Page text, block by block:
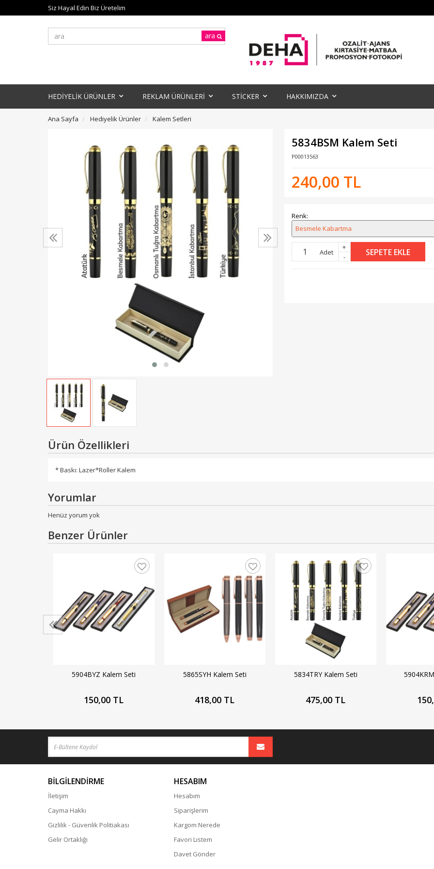
Siz Hayal Edin Biz Üretelim
ara
HEDİYELİK ÜRÜNLER REKLAM ÜRÜNLERİ STİCKER HAKKIMIZDA
Ana Sayfa Hediyelik Ürünler Kalem Setleri
5834BSM Kalem Seti
P00013563
240,00 TL
Renk:
Besmele Kabartma
Adet
+
-
SEPETE EKLE
Ürün Özellikleri
* Baskı: Lazer*Roller Kalem
Yorumlar
Henüz yorum yok
Benzer Ürünler
5904BYZ Kalem Seti
150,00 TL
5865SYH Kalem Seti
418,00 TL
5834TRY Kalem Seti
475,00 TL
BİLGİLENDİRME
İletişim
Cayma Hakkı
Gizlilik - Güvenlik Politiakası
Gelir Ortaklığı
HESABIM
Hesabım
Siparişlerim
Kargom Nerede
Favori Listem
Davet Gönder